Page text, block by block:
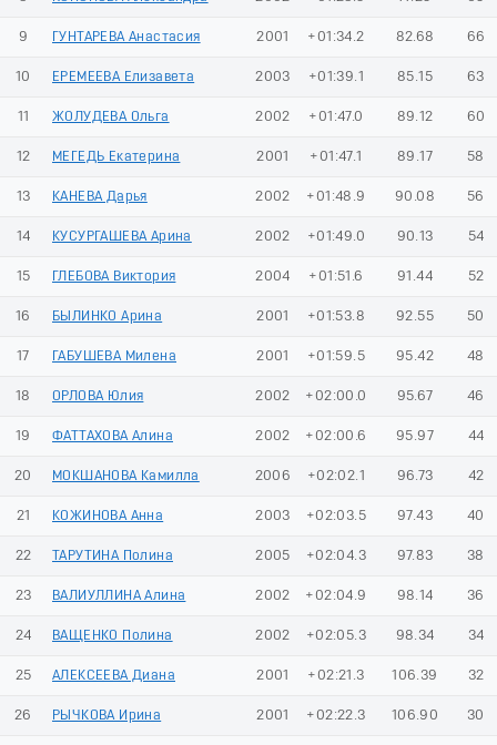
9 ГУНТАРЕВА Анастасия 2001 +01:34.2 82.68 66
10 ЕРЕМЕЕВА Елизавета 2003 +01:39.1 85.15 63
11 ЖОЛУДЕВА Ольга 2002 +01:47.0 89.12 60
12 МЕГЕДЬ Екатерина 2001 +01:47.1 89.17 58
13 КАНЕВА Дарья 2002 +01:48.9 90.08 56
14 КУСУРГАШЕВА Арина 2002 +01:49.0 90.13 54
15 ГЛЕБОВА Виктория 2004 +01:51.6 91.44 52
16 БЫЛИНКО Арина 2001 +01:53.8 92.55 50
17 ГАБУШЕВА Милена 2001 +01:59.5 95.42 48
18 ОРЛОВА Юлия 2002 +02:00.0 95.67 46
19 ФАТТАХОВА Алина 2002 +02:00.6 95.97 44
20 МОКШАНОВА Камилла 2006 +02:02.1 96.73 42
21 КОЖИНОВА Анна 2003 +02:03.5 97.43 40
22 ТАРУТИНА Полина 2005 +02:04.3 97.83 38
23 ВАЛИУЛЛИНА Алина 2002 +02:04.9 98.14 36
24 ВАЩЕНКО Полина 2002 +02:05.3 98.34 34
25 АЛЕКСЕЕВА Диана 2001 +02:21.3 106.39 32
26 РЫЧКОВА Ирина 2001 +02:22.3 106.90 30